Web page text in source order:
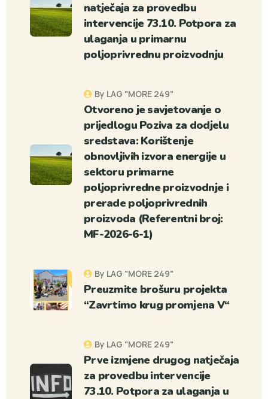
natječaja za provedbu
intervencije 73.10. Potpora za
ulaganja u primarnu
poljoprivrednu proizvodnju
By LAG "MORE 249"
Otvoreno je savjetovanje o
prijedlogu Poziva za dodjelu
sredstava: Korištenje
obnovljivih izvora energije u
sektoru primarne
poljoprivredne proizvodnje i
prerade poljoprivrednih
proizvoda (Referentni broj:
MF-2026-6-1)
By LAG "MORE 249"
Preuzmite brošuru projekta
“Zavrtimo krug promjena V“
By LAG "MORE 249"
Prve izmjene drugog natječaja
za provedbu intervencije
73.10. Potpora za ulaganja u